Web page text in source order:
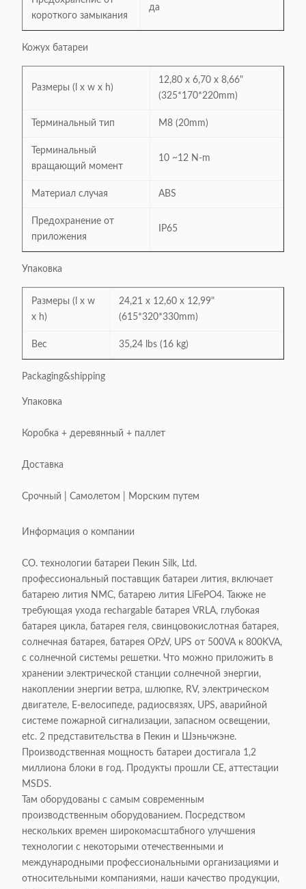
короткого замыкания
да
Кожух батареи
Размеры (l x w x h)
12,80 x 6,70 x 8,66"
(325*170*220mm)
Терминальный тип M8 (20mm)
Терминальный
вращающий момент
10 ~12 N-m
Материал случая ABS
Предохранение от
приложения
IP65
Упаковка
Размеры (l x w
x h)
24,21 x 12,60 x 12,99"
(615*320*330mm)
Вес 35,24 lbs (16 kg)
Packaging&shipping
Упаковка
Коробка + деревянный + паллет
Доставка
Срочный | Самолетом | Морским путем
Информация о компании
CO. технологии батареи Пекин Silk, Ltd.
профессиональный поставщик батареи лития, включает
батарею лития NMC, батарею лития LiFePO4. Также не
требующая ухода rechargable батарея VRLA, глубокая
батарея цикла, батарея геля, свинцовокислотная батарея,
солнечная батарея, батарея OPzV, UPS от 500VA к 800KVA,
с солнечной системы решетки. Что можно приложить в
хранении электрической станции солнечной энергии,
накоплении энергии ветра, шлюпке, RV, электрическом
двигателе, E-велосипеде, радиосвязях, UPS, аварийной
системе пожарной сигнализации, запасном освещении,
etc. 2 представительства в Пекин и Шэньчжэне.
Производственная мощность батареи достигала 1,2
миллиона блоки в год. Продукты прошли CE, аттестации
MSDS.
Там оборудованы с самым современным
производственным оборудованием. Посредством
нескольких времен широкомасштабного улучшения
технологии с некоторыми отечественными и
международными профессиональными организациями и
относительными компаниями, наши качество продукции,